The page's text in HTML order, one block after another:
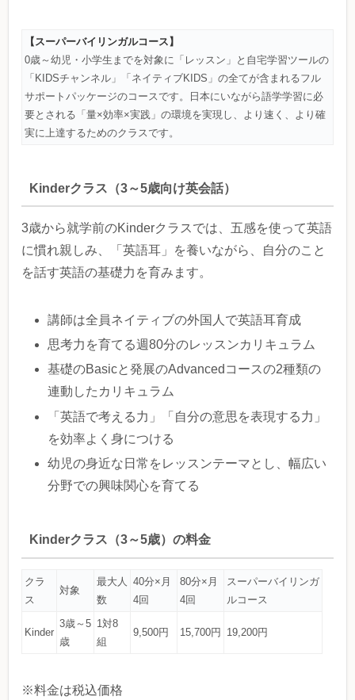
【スーパーバイリンガルコース】
0歳～幼児・小学生までを対象に「レッスン」と自宅学習ツールの
「KIDSチャンネル」「ネイティブKIDS」の全てが含まれるフル
サポートパッケージのコースです。日本にいながら語学学習に必
要とされる「量×効率×実践」の環境を実現し、より速く、より確
実に上達するためのクラスです。
Kinderクラス（3～5歳向け英会話）
3歳から就学前のKinderクラスでは、五感を使って英語
に慣れ親しみ、「英語耳」を養いながら、自分のこと
を話す英語の基礎力を育みます。
講師は全員ネイティブの外国人で英語耳育成
思考力を育てる週80分のレッスンカリキュラム
基礎のBasicと発展のAdvancedコースの2種類の
連動したカリキュラム
「英語で考える力」「自分の意思を表現する力」
を効率よく身につける
幼児の身近な日常をレッスンテーマとし、幅広い
分野での興味関心を育てる
Kinderクラス（3～5歳）の料金
クラ
ス
対象
最大人
数
40分×月
4回
80分×月
4回
スーパーバイリンガ
ルコース
Kinder
3歳～5
歳
1対8
組
9,500円 15,700円 19,200円
※料金は税込価格